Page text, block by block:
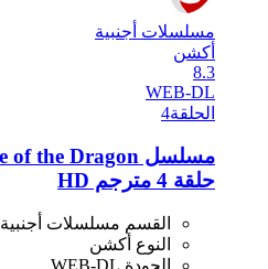
مسلسلات أجنبية
أكشن
8.3
WEB-DL
الحلقة4
حلقة 4 مترجم HD
القسم مسلسلات أجنبية
النوع أكشن